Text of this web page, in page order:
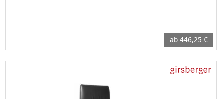
ab 446,25 €